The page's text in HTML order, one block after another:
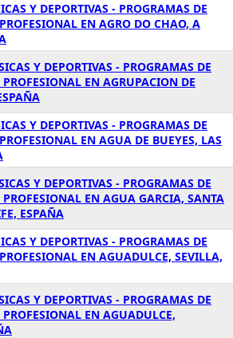
Y DEPORTIVAS - PROGRAMAS DE
EN AGRO DO CHAO, A
Y DEPORTIVAS - PROGRAMAS DE
EN AGRUPACION DE
Y DEPORTIVAS - PROGRAMAS DE
EN AGUA DE BUEYES, LAS
Y DEPORTIVAS - PROGRAMAS DE
EN AGUA GARCIA, SANTA
ESPAÑA
Y DEPORTIVAS - PROGRAMAS DE
EN AGUADULCE, SEVILLA,
Y DEPORTIVAS - PROGRAMAS DE
EN AGUADULCE,